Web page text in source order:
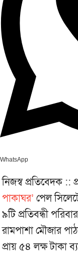
WhatsApp
নিজস্ব প্রতিবেদক ::
পাকাঘর’ পেল
৯টি প্রতিবন্ধী
রামপাশা মৌজার
প্রায় ৫৪ লক্ষ টাকা